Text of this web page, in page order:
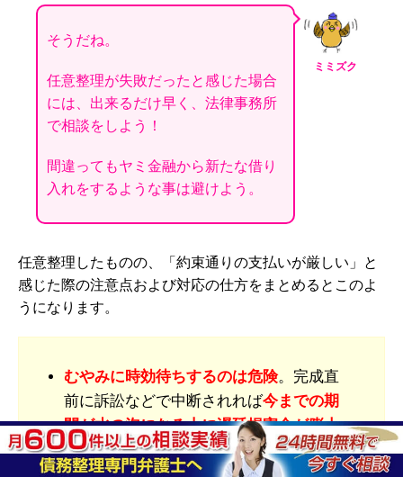
ミミズク
そうだね。
任意整理が失敗だったと感じた場合
には、出来るだけ早く、法律事務所
で相談をしよう！
間違ってもヤミ金融から新たな借り
入れをするような事は避けよう。
任意整理したものの、「約束通りの支払いが厳しい」と
感じた際の注意点および対応の仕方をまとめるとこのよ
うになります。
むやみに時効待ちするのは危険。完成直
前に訴訟などで中断されれば今までの期
間が水の泡になる上に遅延損害金が膨大
になるおそれがある。